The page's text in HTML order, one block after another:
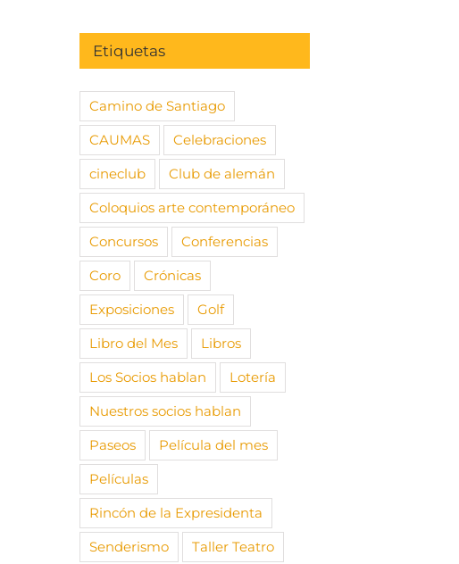
Etiquetas
Camino de Santiago
CAUMAS
Celebraciones
cineclub
Club de alemán
Coloquios arte contemporáneo
Concursos
Conferencias
Coro
Crónicas
Exposiciones
Golf
Libro del Mes
Libros
Los Socios hablan
Lotería
Nuestros socios hablan
Paseos
Película del mes
Películas
Rincón de la Expresidenta
Senderismo
Taller Teatro